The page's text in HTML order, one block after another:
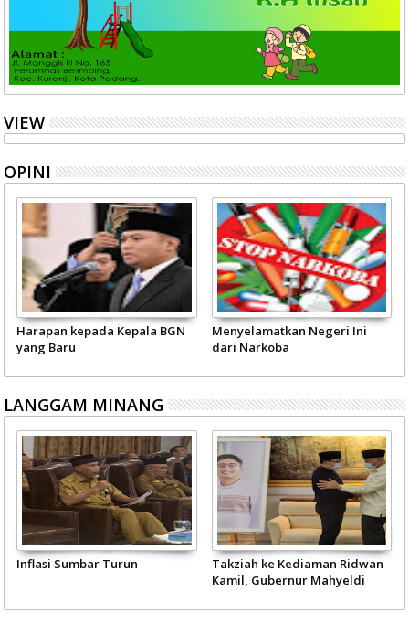
VIEW
OPINI
Harapan kepada Kepala BGN
yang Baru
Menyelamatkan Negeri Ini
dari Narkoba
LANGGAM MINANG
Inflasi Sumbar Turun
Takziah ke Kediaman Ridwan
Kamil, Gubernur Mahyeldi